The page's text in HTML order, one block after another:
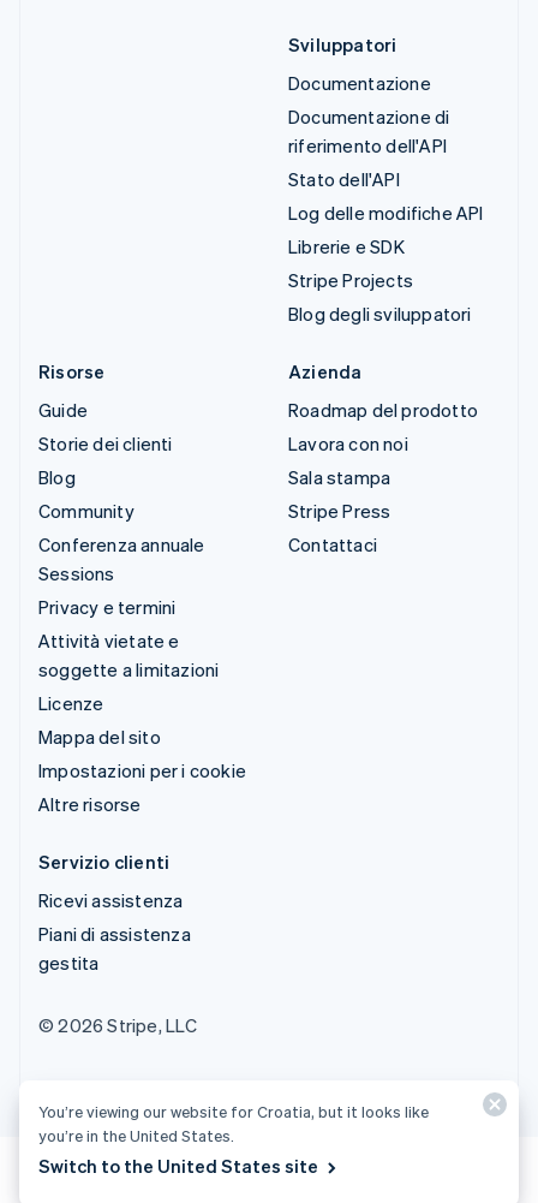
Sviluppatori
Documentazione
Documentazione di
riferimento dell'API
Stato dell'API
Log delle modifiche API
Librerie e SDK
Stripe Projects
Blog degli sviluppatori
Risorse
Guide
Storie dei clienti
Blog
Community
Conferenza annuale
Sessions
Privacy e termini
Attività vietate e
soggette a limitazioni
Licenze
Mappa del sito
Impostazioni per i cookie
Altre risorse
Azienda
Roadmap del prodotto
Lavora con noi
Sala stampa
Stripe Press
Contattaci
Servizio clienti
Ricevi assistenza
Piani di assistenza
gestita
© 2026 Stripe, LLC
You’re viewing our website for Croatia, but it looks like
you’re in the United States.
Switch to the United States site